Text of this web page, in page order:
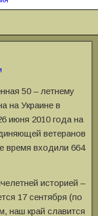
50 – летнему
на Украине в
июня 2010 года на
ветеранов
время входили 664
историей –
17 сентября (по
наш край славится